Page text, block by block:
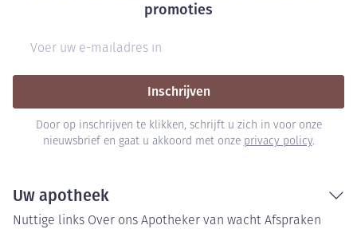
promoties
Inschrijven
Door op inschrijven te klikken, schrijft u zich in voor onze
nieuwsbrief en gaat u akkoord met onze privacy policy.
Uw apotheek
Nuttige links Over ons Apotheker van wacht Afspraken